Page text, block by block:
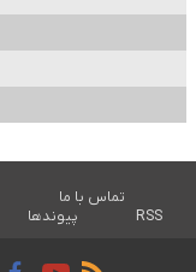
تماس با ما
RSS
پیوندها